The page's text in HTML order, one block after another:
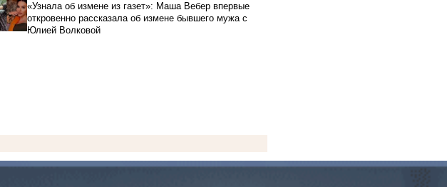
«Узнала об измене из газет»: Маша Вебер впервые
откровенно рассказала об измене бывшего мужа с
Юлией Волковой